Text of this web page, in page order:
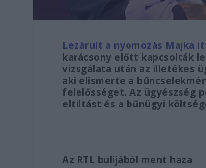
Lezárult a nyomozás Majka
karácsony előtt kapcsolták
vizsgálata után az illetékes
aki elismerte a
felelősséget. Az ügyészség
eltiltást és a bűnügyi
Az RTL bulijából ment haza